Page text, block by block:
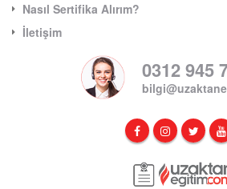
Nasıl Sertifika Alırım?
İletişim
0312 945